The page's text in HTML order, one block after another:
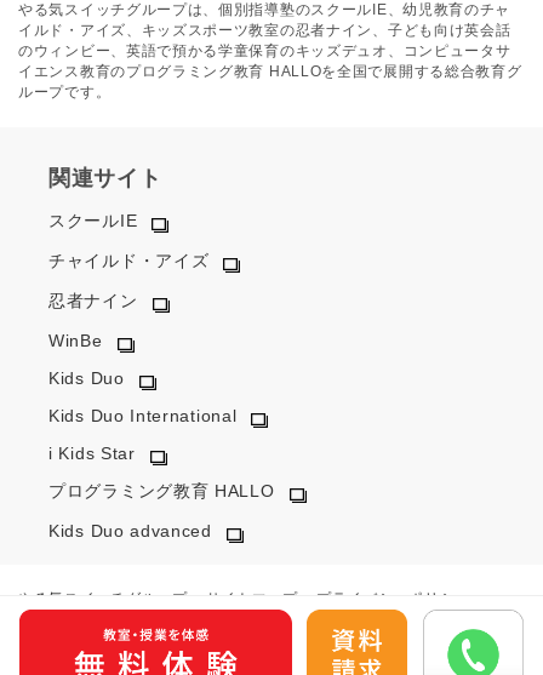
やる気スイッチグループは、個別指導塾のスクールIE、幼児教育のチャ
イルド・アイズ、キッズスポーツ教室の忍者ナイン、子ども向け英会話
のウィンビー、英語で預かる学童保育のキッズデュオ、コンピュータサ
イエンス教育のプログラミング教育 HALLOを全国で展開する総合教育グ
ループです。
関連サイト
スクールIE
チャイルド・アイズ
忍者ナイン
WinBe
Kids Duo
Kids Duo International
i Kids Star
プログラミング教育 HALLO
Kids Duo advanced
やる気スイッチグループ サイトマップ
プライバシーポリシー
カスタマーハラスメントに対するポリシー
外部送信ポリシー 会社概要
© YARUKI Switch Group Co.,Ltd. All Rights Reserved.